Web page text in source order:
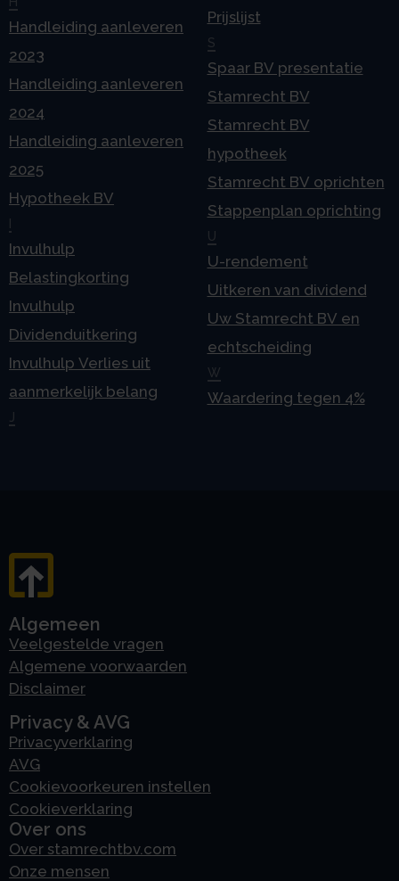
Handleiding aanleveren
2023
Handleiding aanleveren
2024
Handleiding aanleveren
2025
Hypotheek BV
Invulhulp
Belastingkorting
Invulhulp
Dividenduitkering
Invulhulp Verlies uit
aanmerkelijk belang
J
Prijslijst
S
Spaar BV presentatie
Stamrecht BV
Stamrecht BV
hypotheek
Stamrecht BV oprichten
Stappenplan oprichting
U
U-rendement
Uitkeren van dividend
Uw Stamrecht BV en
echtscheiding
W
Waardering tegen 4%
Algemeen
Veelgestelde vragen
Algemene voorwaarden
Disclaimer
Privacy & AVG
Privacyverklaring
AVG
Cookievoorkeuren instellen
Cookieverklaring
Over ons
Over stamrechtbv.com
Onze mensen